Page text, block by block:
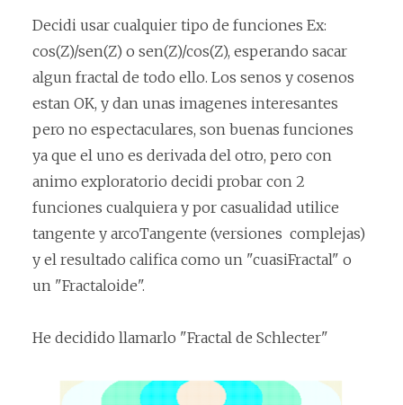
Decidi usar cualquier tipo de funciones Ex:
cos(Z)/sen(Z) o sen(Z)/cos(Z), esperando sacar
algun fractal de todo ello. Los senos y cosenos
estan OK, y dan unas imagenes interesantes
pero no espectaculares, son buenas funciones
ya que el uno es derivada del otro, pero con
animo exploratorio decidi probar con 2
funciones cualquiera y por casualidad utilice
tangente y arcoTangente (versiones complejas)
y el resultado califica como un "cuasiFractal" o
un "Fractaloide".
He decidido llamarlo "Fractal de Schlecter"